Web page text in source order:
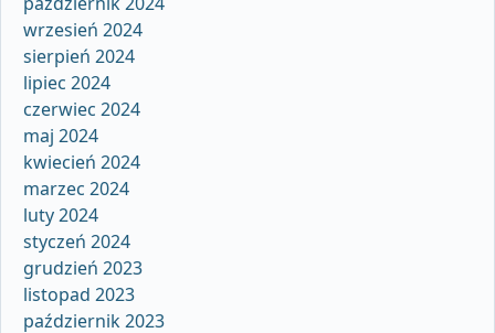
wrzesień 2024
sierpień 2024
lipiec 2024
czerwiec 2024
maj 2024
kwiecień 2024
marzec 2024
luty 2024
styczeń 2024
grudzień 2023
listopad 2023
październik 2023